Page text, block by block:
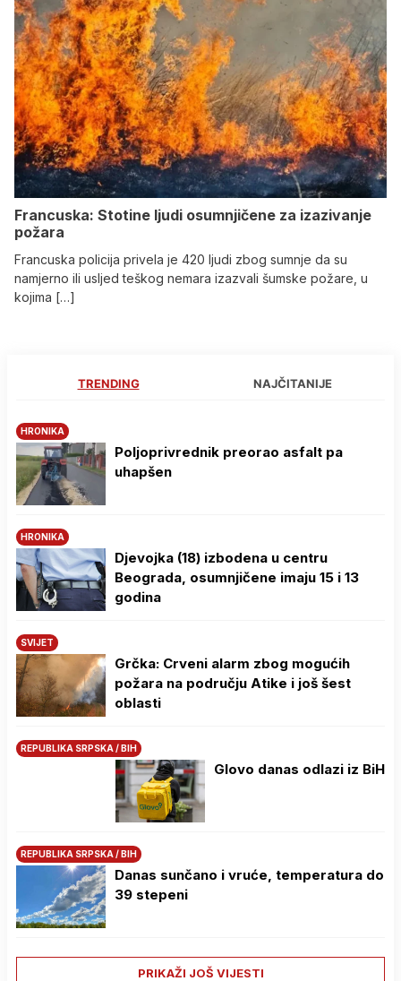
Francuska: Stotine ljudi osumnjičene za izazivanje
požara
Francuska policija privela je 420 ljudi zbog sumnje da su
namjerno ili usljed teškog nemara izazvali šumske požare, u
kojima […]
TRENDING NAJČITANIJE
HRONIKA
Poljoprivrednik preorao asfalt pa
uhapšen
HRONIKA
Djevojka (18) izbodena u centru
Beograda, osumnjičene imaju 15 i 13
godina
SVIJET
Grčka: Crveni alarm zbog mogućih
požara na području Atike i još šest
oblasti
REPUBLIKA SRPSKA / BIH
Glovo danas odlazi iz BiH
REPUBLIKA SRPSKA / BIH
Danas sunčano i vruće, temperatura do
39 stepeni
PRIKAŽI JOŠ VIJESTI